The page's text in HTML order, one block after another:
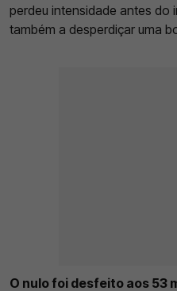
perdeu intensidade antes do
também a desperdiçar uma
O nulo foi desfeito aos 53